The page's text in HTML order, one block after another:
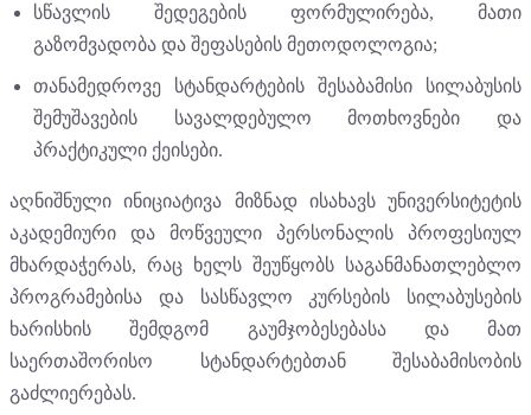
სწავლის შედეგების ფორმულირება, მათი
გაზომვადობა და შეფასების მეთოდოლოგია;
თანამედროვე სტანდარტების შესაბამისი სილაბუსის
შემუშავების სავალდებულო მოთხოვნები და
პრაქტიკული ქეისები.
აღნიშნული ინიციატივა მიზნად ისახავს უნივერსიტეტის
აკადემიური და მოწვეული პერსონალის პროფესიულ
მხარდაჭერას, რაც ხელს შეუწყობს საგანმანათლებლო
პროგრამებისა და სასწავლო კურსების სილაბუსების
ხარისხის შემდგომ გაუმჯობესებასა და მათ
საერთაშორისო სტანდარტებთან შესაბამისობის
გაძლიერებას.